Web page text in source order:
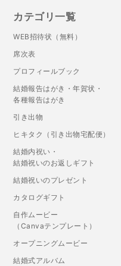
カテゴリ一覧
WEB招待状（無料）
席次表
プロフィールブック
結婚報告はがき・年賀状・
各種報告はがき
引き出物
ヒキタク（引き出物宅配便）
結婚内祝い・
結婚祝いのお返しギフト
結婚祝いのプレゼント
カタログギフト
自作ムービー
（Canvaテンプレート）
オープニングムービー
結婚式アルバム